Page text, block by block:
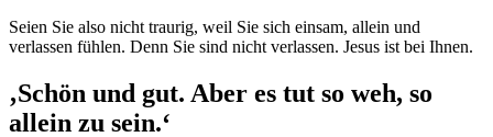
Seien Sie also nicht traurig, weil Sie sich einsam, allein und
verlassen fühlen. Denn Sie sind nicht verlassen. Jesus ist bei Ihnen.
‚Schön und gut. Aber es tut so weh, so
allein zu sein.‘